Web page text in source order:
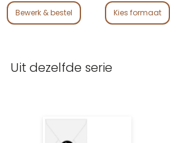
Bewerk & bestel Kies formaat
Uit dezelfde serie